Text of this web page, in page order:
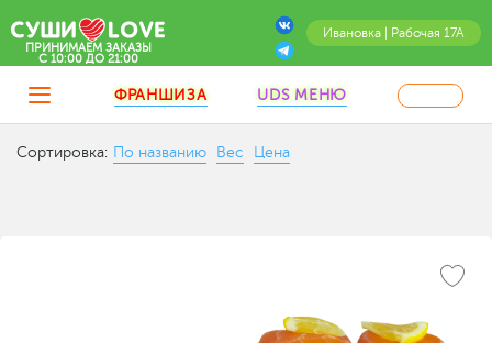
Ивановка | Рабочая 17А
ПРИНИМАЕМ ЗАКАЗЫ
C 10:00 ДО 21:00
ФРАНШИЗА UDS МЕНЮ
Сортировка: По названию Вес Цена